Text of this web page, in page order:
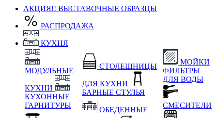
АКЦИЯ!! ВЫСТАВОЧНЫЕ ОБРАЗЦЫ
РАСПРОДАЖА
КУХНЯ
МОДУЛЬНЫЕ
КУХНИ
КУХОННЫЕ
ГАРНИТУРЫ
СТОЛЕШНИЦЫ
ДЛЯ КУХНИ
БАРНЫЕ СТУЛЬЯ
ОБЕДЕННЫЕ
МОЙКИ
ФИЛЬТРЫ
ДЛЯ ВОДЫ
СМЕСИТЕЛИ